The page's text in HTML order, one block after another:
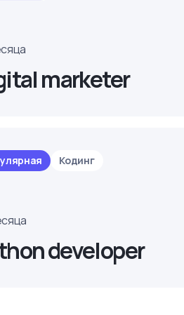
marketer
Кодинг
developer